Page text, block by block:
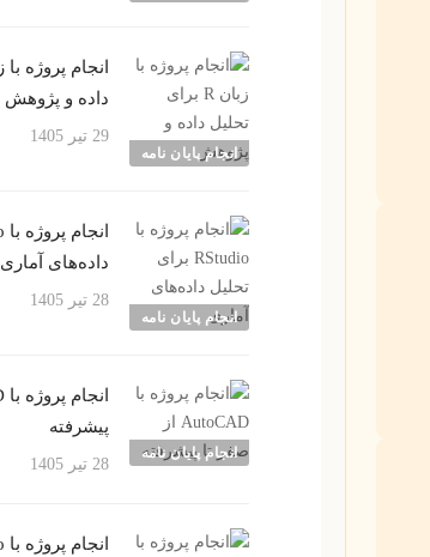
انجام پایان نامه
داده و پژوهش
29 تیر 1405
انجام پایان نامه
داده‌های آماری
28 تیر 1405
انجام پایان نامه
پیشرفته
28 تیر 1405